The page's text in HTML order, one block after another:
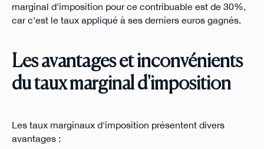
marginal d'imposition pour ce contribuable est de 30%,
car c'est le taux appliqué à ses derniers euros gagnés.
Les avantages et inconvénients
du taux marginal d'imposition
Les taux marginaux d'imposition présentent divers
avantages :